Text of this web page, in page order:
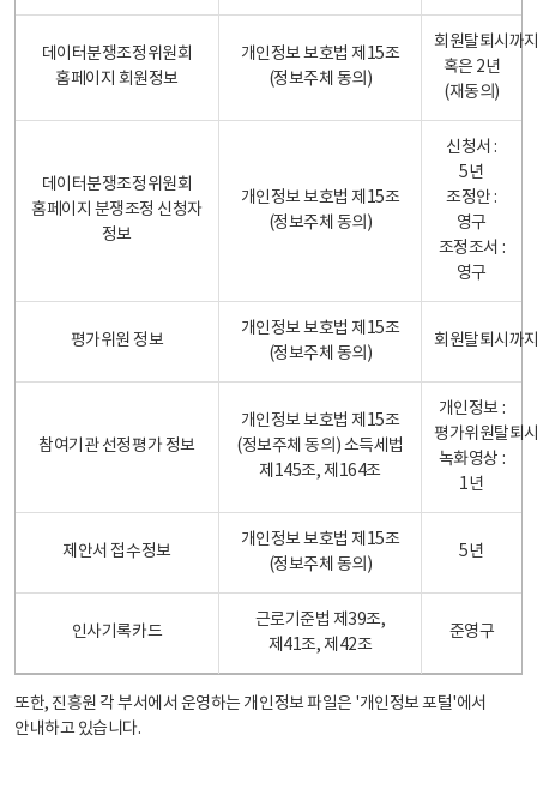
데이터분쟁조정위원회
홈페이지 회원정보
개인정보 보호법 제15조
(정보주체 동의)
회원탈퇴시까
혹은 2년
(재동의)
데이터분쟁조정위원회
홈페이지 분쟁조정 신청자
정보
개인정보 보호법 제15조
(정보주체 동의)
신청서 :
5년
조정안 :
영구
조정조서 :
영구
평가위원 정보
개인정보 보호법 제15조
(정보주체 동의)
회원탈퇴시까
참여기관 선정평가 정보
개인정보 보호법 제15조
(정보주체 동의) 소득세법
제145조, 제164조
개인정보 :
평가위원탈퇴
녹화영상 :
1년
제안서 접수정보
개인정보 보호법 제15조
(정보주체 동의)
5년
인사기록카드
근로기준법 제39조,
제41조, 제42조
준영구
또한, 진흥원 각 부서에서 운영하는 개인정보 파일은 '개인정보 포털'에서
안내하고 있습니다.